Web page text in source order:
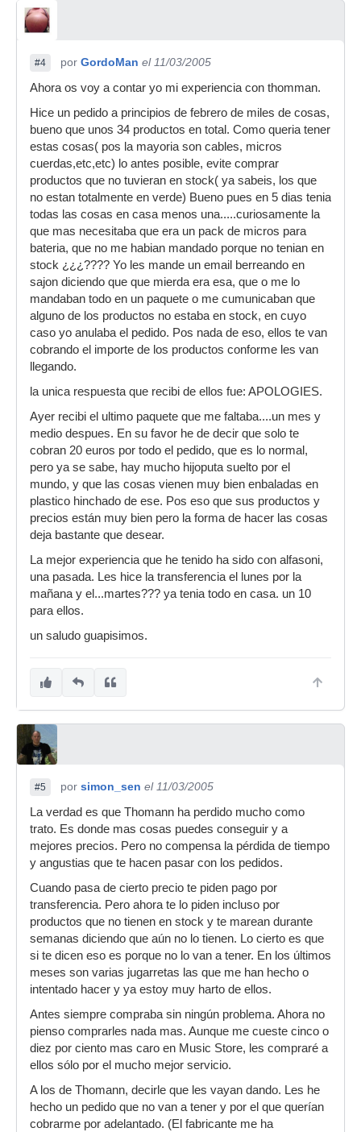
#4 por GordoMan el 11/03/2005
Ahora os voy a contar yo mi experiencia con thomman.
Hice un pedido a principios de febrero de miles de cosas,
bueno que unos 34 productos en total. Como queria tener
estas cosas( pos la mayoria son cables, micros
cuerdas,etc,etc) lo antes posible, evite comprar
productos que no tuvieran en stock( ya sabeis, los que
no estan totalmente en verde) Bueno pues en 5 dias tenia
todas las cosas en casa menos una.....curiosamente la
que mas necesitaba que era un pack de micros para
bateria, que no me habian mandado porque no tenian en
stock ¿¿¿???? Yo les mande un email berreando en
sajon diciendo que que mierda era esa, que o me lo
mandaban todo en un paquete o me cumunicaban que
alguno de los productos no estaba en stock, en cuyo
caso yo anulaba el pedido. Pos nada de eso, ellos te van
cobrando el importe de los productos conforme les van
llegando.
la unica respuesta que recibi de ellos fue: APOLOGIES.
Ayer recibi el ultimo paquete que me faltaba....un mes y
medio despues. En su favor he de decir que solo te
cobran 20 euros por todo el pedido, que es lo normal,
pero ya se sabe, hay mucho hijoputa suelto por el
mundo, y que las cosas vienen muy bien enbaladas en
plastico hinchado de ese. Pos eso que sus productos y
precios están muy bien pero la forma de hacer las cosas
deja bastante que desear.
La mejor experiencia que he tenido ha sido con alfasoni,
una pasada. Les hice la transferencia el lunes por la
mañana y el...martes??? ya tenia todo en casa. un 10
para ellos.
un saludo guapisimos.
#5 por simon_sen el 11/03/2005
La verdad es que Thomann ha perdido mucho como
trato. Es donde mas cosas puedes conseguir y a
mejores precios. Pero no compensa la pérdida de tiempo
y angustias que te hacen pasar con los pedidos.
Cuando pasa de cierto precio te piden pago por
transferencia. Pero ahora te lo piden incluso por
productos que no tienen en stock y te marean durante
semanas diciendo que aún no lo tienen. Lo cierto es que
si te dicen eso es porque no lo van a tener. En los últimos
meses son varias jugarretas las que me han hecho o
intentado hacer y ya estoy muy harto de ellos.
Antes siempre compraba sin ningún problema. Ahora no
pienso comprarles nada mas. Aunque me cueste cinco o
diez por ciento mas caro en Music Store, les compraré a
ellos sólo por el mucho mejor servicio.
A los de Thomann, decirle que les vayan dando. Les he
hecho un pedido que no van a tener y por el que querían
cobrarme por adelantado. (El fabricante me ha